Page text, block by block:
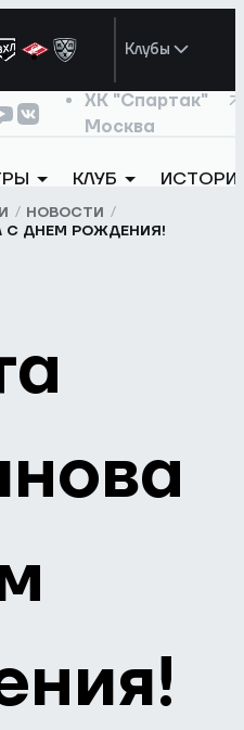
Клубы
ХК "Спартак"
Москва
КЛУБ
НОВОСТИ
С ДНЕМ РОЖДЕНИЯ!